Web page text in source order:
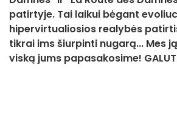
patirtyje. Tai laikui bėgant
hipervirtualiosios realybės
tikrai ims šiurpinti nugarą... Mes
viską jums papasakosime!